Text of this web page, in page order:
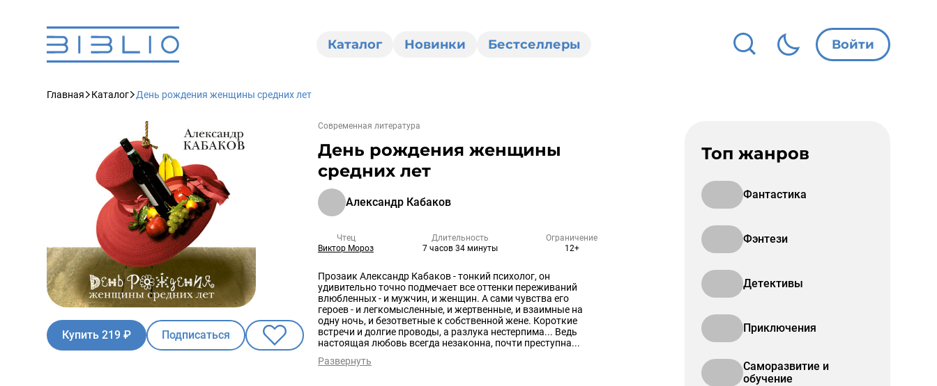
Каталог Новинки Бестселлеры Войти
Главная Каталог День рождения женщины средних лет
Купить 219 ₽ Подписаться
Современная литература
День рождения женщины
средних лет
Александр Кабаков
Чтец
Виктор Мороз
Длительность
7 часов 34 минуты
Ограничение
12+
Прозаик Александр Кабаков - тонкий психолог, он
удивительно точно подмечает все оттенки переживаний
влюбленных - и мужчин, и женщин. А сами чувства его
героев - и легкомысленные, и жертвенные, и взаимные на
одну ночь, и безответные к собственной жене. Короткие
встречи и долгие проводы, а разлука нестерпима... Ведь
настоящая любовь всегда незаконна, почти преступна...
Развернуть
Топ жанров
Фантастика
Фэнтези
Детективы
Приключения
Саморазвитие и
обучение